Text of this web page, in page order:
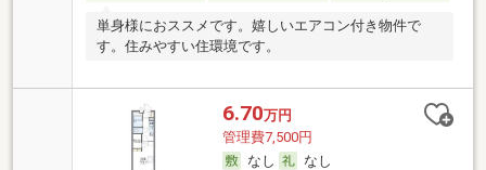
単身様におススメです。嬉しいエアコン付き物件で
す。住みやすい住環境です。
6.70万円
管理費7,500円
なし
なし